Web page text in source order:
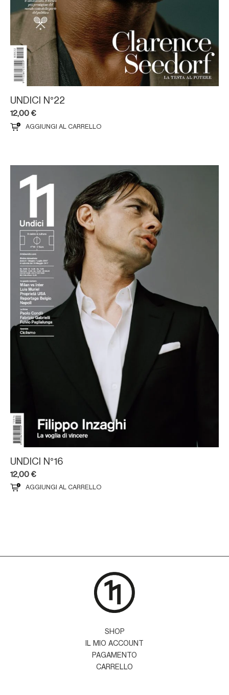
UNDICI N°22
12,00 €
AGGIUNGI AL CARRELLO
UNDICI N°16
12,00 €
AGGIUNGI AL CARRELLO
SHOP
IL MIO ACCOUNT
PAGAMENTO
CARRELLO